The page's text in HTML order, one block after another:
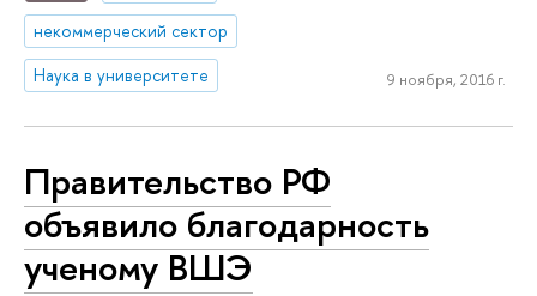
некоммерческий сектор
Наука в университете
9 ноября, 2016 г.
Правительство РФ
объявило благодарность
ученому ВШЭ